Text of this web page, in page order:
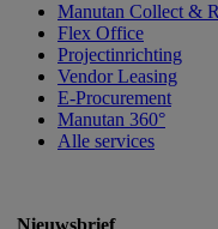
Manutan Collect &
Flex Office
Projectinrichting
Vendor Leasing
E-Procurement
Manutan 360°
Alle services
Nieuwsbrief